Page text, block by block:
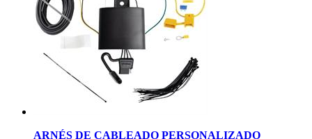
ARNÉS DE CABLEADO PERSONALIZADO